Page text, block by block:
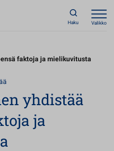
Haku Valikko
faktoja ja mielikuvitusta
yhdistää
ja